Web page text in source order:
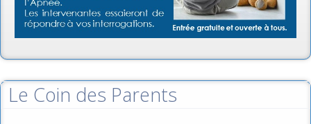
Le Coin des Parents